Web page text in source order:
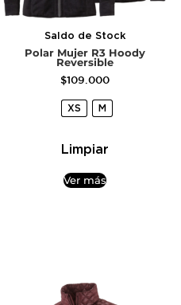
Saldo de Stock
Polar Mujer R3 Hoody
Reversible
$109.000
XS M
Limpiar
Ver más